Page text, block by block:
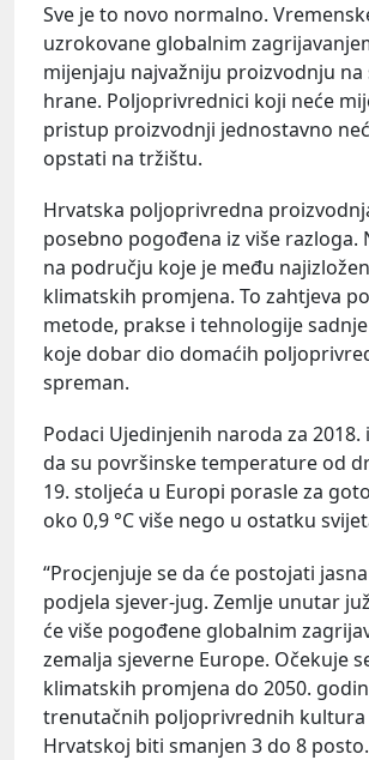
Sve je to novo normalno.
uzrokovane globalnim
mijenjaju najvažniju proizvodnju na
hrane. Poljoprivrednici koji neće
pristup proizvodnji jednostavno
opstati na tržištu.
Hrvatska poljoprivredna
posebno pogođena iz više razloga.
na području koje je među
klimatskih promjena. To zahtjeva
metode, prakse i tehnologije
koje dobar dio domaćih
spreman.
Podaci Ujedinjenih naroda za 2018.
da su površinske temperature od
19. stoljeća u Europi porasle za
oko 0,9 °C više nego u ostatku
“Procjenjuje se da će postojati
podjela sjever-jug. Zemlje unutar
će više pogođene globalnim
zemalja sjeverne Europe. Očekuje
klimatskih promjena do 2050.
trenutačnih poljoprivrednih kultura
Hrvatskoj biti smanjen 3 do 8 posto.